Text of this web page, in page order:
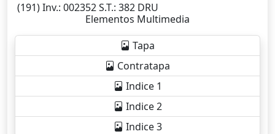
(191)Inv.: 002352S.T.: 382 DRU
Elementos Multimedia
Tapa
Contratapa
Indice 1
Indice 2
Indice 3